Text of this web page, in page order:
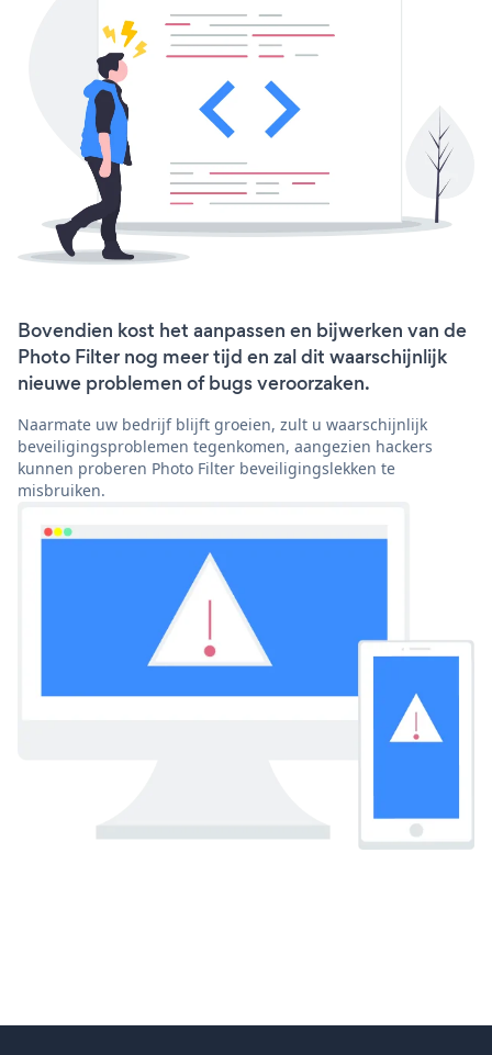
Bovendien kost het aanpassen en bijwerken van de
Photo Filter nog meer tijd en zal dit waarschijnlijk
nieuwe problemen of bugs veroorzaken.
Naarmate uw bedrijf blijft groeien, zult u waarschijnlijk
beveiligingsproblemen tegenkomen, aangezien hackers
kunnen proberen Photo Filter beveiligingslekken te
misbruiken.